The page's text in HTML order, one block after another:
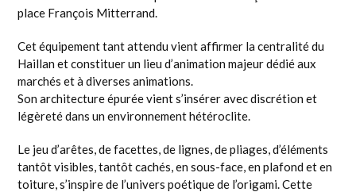
place François Mitterrand.
Cet équipement tant attendu vient affirmer la centralité du
Haillan et constituer un lieu d’animation majeur dédié aux
marchés et à diverses animations.
Son architecture épurée vient s’insérer avec discrétion et
légèreté dans un environnement hétéroclite.
Le jeu d’arêtes, de facettes, de lignes, de pliages, d’éléments
tantôt visibles, tantôt cachés, en sous-face, en plafond et en
toiture, s’inspire de l’univers poétique de l’origami. Cette